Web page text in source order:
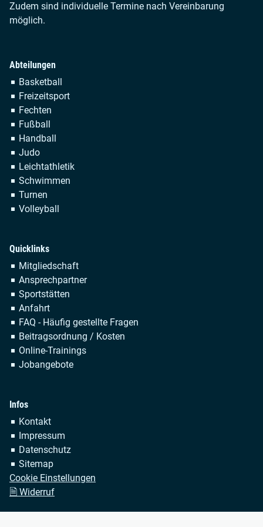
Zudem sind individuelle Termine nach Vereinbarung
möglich.
Abteilungen
Navigation
überspringen
Basketball
Freizeitsport
Fechten
Fußball
Handball
Judo
Leichtathletik
Schwimmen
Turnen
Volleyball
Quicklinks
Navigation
überspringen
Mitgliedschaft
Ansprechpartner
Sportstätten
Anfahrt
FAQ - Häufig gestellte Fragen
Beitragsordnung / Kosten
Online-Trainings
Jobangebote
Infos
Navigation
überspringen
Kontakt
Impressum
Datenschutz
Sitemap
Cookie Einstellungen
🗎 Widerruf